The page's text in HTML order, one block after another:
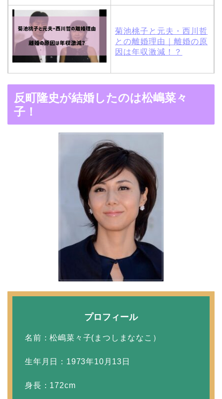
菊池桃子と元夫・西川哲
との離婚理由｜離婚の原
因は年収激減！？
の馴れ初めは「SMAP×S
演でキムタクがド緊張！
【画像】ブーニンの嫁は
資産家の娘！馴れ初めは
取材！？
中森明菜の結婚歴！豪華
すぎる歴代彼氏４人と
「隠し子」の噂とは？
二宮和也と嫁・伊藤綾子
ティ番組！共演を重ねて
急接近！
反町隆史が結婚したのは松嶋菜々
子！
プロフィール
名前：松嶋菜々子(まつしまななこ）
生年月日：1973年10月13日
身長：172cm